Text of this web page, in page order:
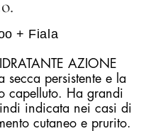
+ Fiala
AZIONE
secca persistente e la
capelluto. Ha grandi
indicata nei casi di
cutaneo e prurito.